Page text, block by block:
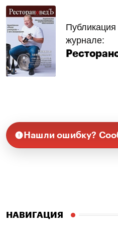
журнале:
Нашли ошибку?
НАВИГАЦИЯ